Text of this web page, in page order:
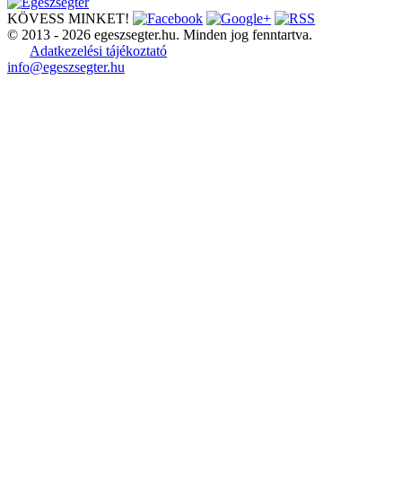
KÖVESS MINKET!
© 2013 - 2026 egeszsegter.hu. Minden jog fenntartva.
Adatkezelési tájékoztató
info@egeszsegter.hu